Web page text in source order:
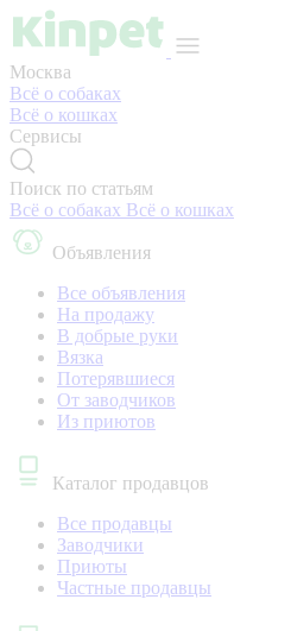
Москва
Всё о собаках
Всё о кошках
Сервисы
Поиск по статьям
Всё о собаках Всё о кошках
Объявления
Все объявления
На продажу
В добрые руки
Вязка
Потерявшиеся
От заводчиков
Из приютов
Каталог продавцов
Все продавцы
Заводчики
Приюты
Частные продавцы